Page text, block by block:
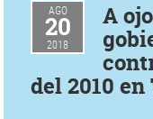
AGO
20
2018
A
del 2010